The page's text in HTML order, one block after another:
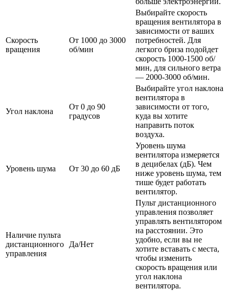
Скорость
вращения
От 1000 до 3000
об/мин
Выбирайте скорость
вращения вентилятора в
зависимости от ваших
потребностей. Для
легкого бриза подойдет
скорость 1000-1500 об/
мин, для сильного ветра
— 2000-3000 об/мин.
Угол наклона
От 0 до 90
градусов
Выбирайте угол наклона
вентилятора в
зависимости от того,
куда вы хотите
направить поток
воздуха.
Уровень шума От 30 до 60 дБ
Уровень шума
вентилятора измеряется
в децибелах (дБ). Чем
ниже уровень шума, тем
тише будет работать
вентилятор.
Наличие пульта
дистанционного
управления
Да/Нет
Пульт дистанционного
управления позволяет
управлять вентилятором
на расстоянии. Это
удобно, если вы не
хотите вставать с места,
чтобы изменить
скорость вращения или
угол наклона
вентилятора.